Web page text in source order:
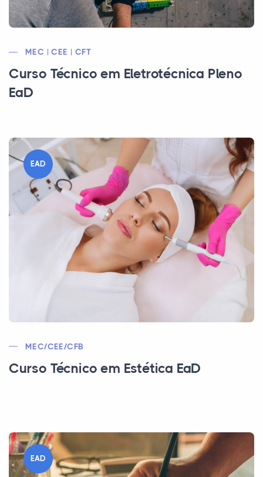
MEC | CEE | CFT
Curso Técnico em Eletrotécnica Pleno
EaD
EAD
MEC/CEE/CFB
Curso Técnico em Estética EaD
EAD